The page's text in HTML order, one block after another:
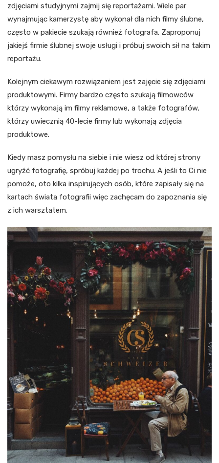
zdjęciami studyjnymi zajmij się reportażami. Wiele par
wynajmując kamerzystę aby wykonał dla nich filmy ślubne,
często w pakiecie szukają również fotografa. Zaproponuj
jakiejś firmie ślubnej swoje usługi i próbuj swoich sił na takim
reportażu.
Kolejnym ciekawym rozwiązaniem jest zajęcie się zdjęciami
produktowymi. Firmy bardzo często szukają filmowców
którzy wykonają im filmy reklamowe, a także fotografów,
którzy uwiecznią 40-lecie firmy lub wykonają zdjęcia
produktowe.
Kiedy masz pomysłu na siebie i nie wiesz od której strony
ugryźć fotografię, spróbuj każdej po trochu. A jeśli to Ci nie
pomoże, oto kilka inspirujących osób, które zapisały się na
kartach świata fotografii więc zachęcam do zapoznania się
z ich warsztatem.